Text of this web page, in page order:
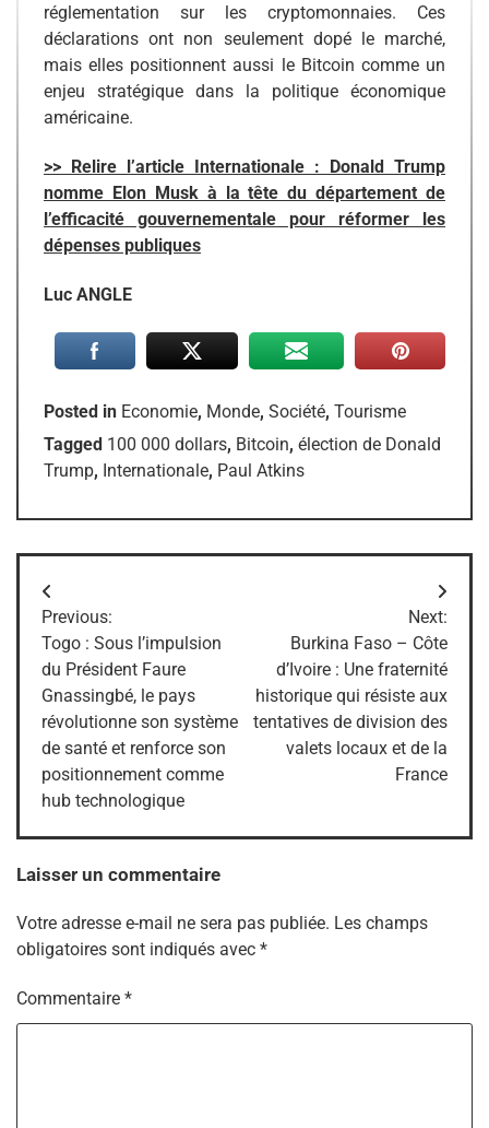
réglementation sur les cryptomonnaies. Ces
déclarations ont non seulement dopé le marché,
mais elles positionnent aussi le Bitcoin comme un
enjeu stratégique dans la politique économique
américaine.
>> Relire l’article Internationale : Donald Trump
nomme Elon Musk à la tête du département de
l’efficacité gouvernementale pour réformer les
dépenses publiques
Luc ANGLE
Posted in Economie, Monde, Société, Tourisme
Tagged 100 000 dollars, Bitcoin, élection de Donald
Trump, Internationale, Paul Atkins
Navigation
de
l’article
Previous:
Togo : Sous l’impulsion
du Président Faure
Gnassingbé, le pays
révolutionne son système
de santé et renforce son
positionnement comme
hub technologique
Next:
Burkina Faso – Côte
d’Ivoire : Une fraternité
historique qui résiste aux
tentatives de division des
valets locaux et de la
France
Laisser un commentaire
Votre adresse e-mail ne sera pas publiée. Les champs
obligatoires sont indiqués avec *
Commentaire *